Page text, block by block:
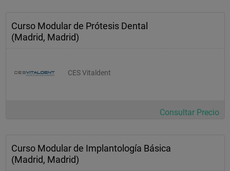
Curso Modular de Prótesis Dental
(Madrid, Madrid)
CES Vitaldent
Consultar Precio
Curso Modular de Implantología Básica
(Madrid, Madrid)